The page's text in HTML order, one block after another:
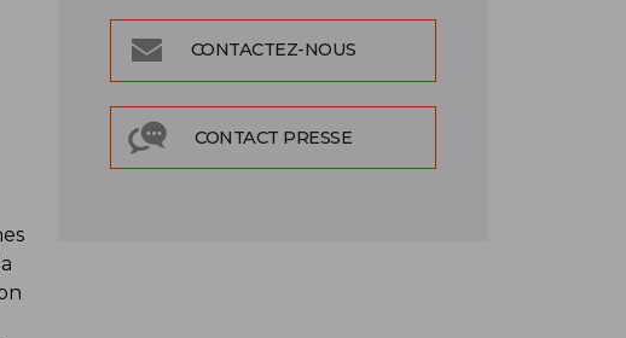
CONTACTEZ-NOUS
CONTACT PRESSE